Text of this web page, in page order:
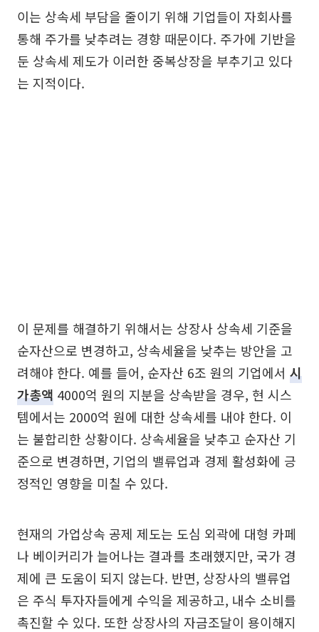
이는 상속세 부담을 줄이기 위해 기업들이 자회사를
통해 주가를 낮추려는 경향 때문이다. 주가에 기반을
둔 상속세 제도가 이러한 중복상장을 부추기고 있다
는 지적이다.
이 문제를 해결하기 위해서는 상장사 상속세 기준을
순자산으로 변경하고, 상속세율을 낮추는 방안을 고
려해야 한다. 예를 들어, 순자산 6조 원의 기업에서 시
가총액 4000억 원의 지분을 상속받을 경우, 현 시스
템에서는 2000억 원에 대한 상속세를 내야 한다. 이
는 불합리한 상황이다. 상속세율을 낮추고 순자산 기
준으로 변경하면, 기업의 밸류업과 경제 활성화에 긍
정적인 영향을 미칠 수 있다.
현재의 가업상속 공제 제도는 도심 외곽에 대형 카페
나 베이커리가 늘어나는 결과를 초래했지만, 국가 경
제에 큰 도움이 되지 않는다. 반면, 상장사의 밸류업
은 주식 투자자들에게 수익을 제공하고, 내수 소비를
촉진할 수 있다. 또한 상장사의 자금조달이 용이해지